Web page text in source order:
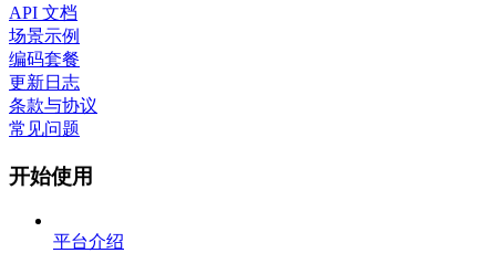
API 文档
场景示例
编码套餐
更新日志
条款与协议
常见问题
开始使用
平台介绍